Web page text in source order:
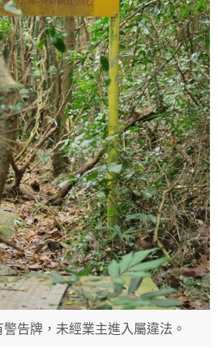
告牌，未經業主進入屬違法。